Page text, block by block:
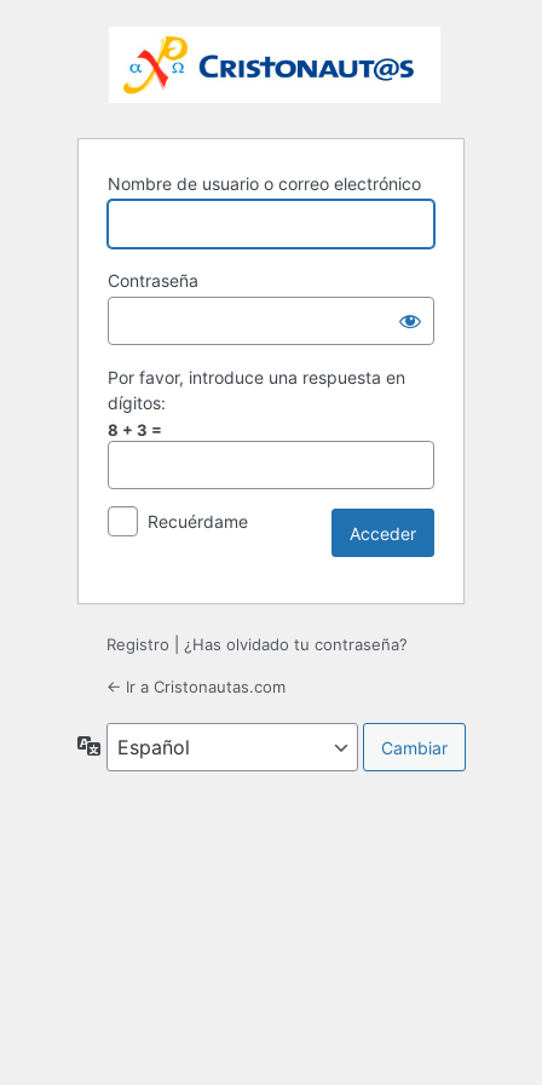
Nombre de usuario o correo electrónico
Contraseña
Por favor, introduce una respuesta en
dígitos:
8 + 3 =
Recuérdame
Registro ¿Has olvidado tu contraseña?
← Ir a Cristonautas.com
Idioma